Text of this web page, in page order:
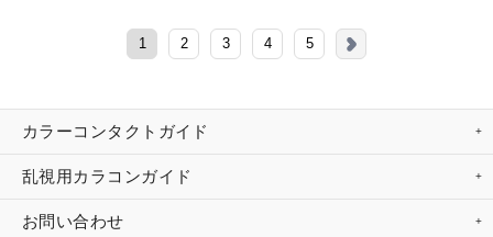
1 2 3 4 5
カラーコンタクトガイド
乱視用カラコンガイド
お問い合わせ